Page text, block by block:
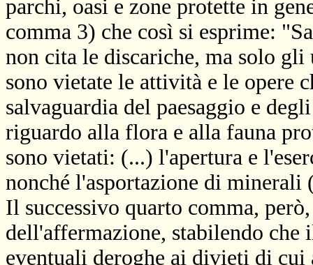
parchi, oasi e zone protette in
comma 3) che così si esprime:
non cita le discariche, ma solo
sono vietate le attività e le opere
salvaguardia del paesaggio e
riguardo alla flora e alla fauna
sono vietati: (...) l'apertura e
nonché l'asportazione di minerali
Il successivo quarto comma,
dell'affermazione, stabilendo che
eventuali deroghe ai divieti di